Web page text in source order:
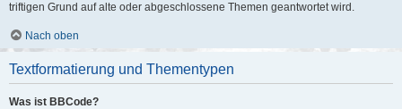
triftigen Grund auf alte oder abgeschlossene Themen geantwortet wird.
Nach oben
Textformatierung und Thementypen
Was ist BBCode?